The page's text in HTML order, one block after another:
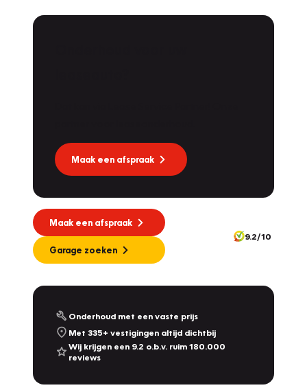
Maak een afspraak
Maak een afspraak
Garage zoeken
9.2/10
Onderhoud met een vaste prijs
Met 335+ vestigingen altijd dichtbij
Wij krijgen een 9.2 o.b.v. ruim 180.000
reviews